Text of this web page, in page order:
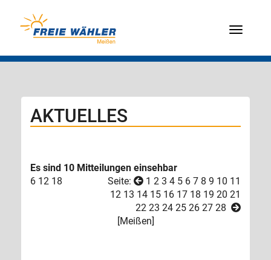
Menü
AKTUELLES
Es sind 10 Mitteilungen einsehbar
6 12 18 Seite: 1 2 3 4 5 6 7 8 9 10 11
12 13 14 15 16 17 18 19 20 21
22 23 24 25 26 27 28
[Meißen]